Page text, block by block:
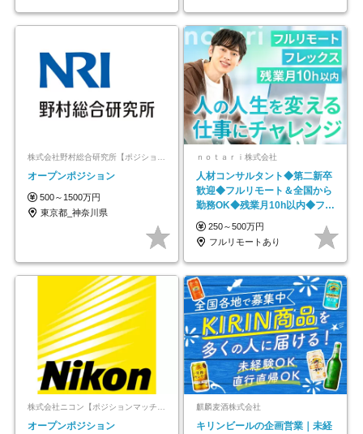
オープンポジション
500～1500万円
東京都_神奈川県
ｎｏｔａｒｉ株式会社
人材コンサルタント◆第二新卒
歓迎◆フルリモート＆全国から
勤務OK◆残業月10h以内◆フレ
ックス制
250～500万円
フルリモートあり
株式会社ニコン【ポジションマッチ登録】
オープンポジション
麒麟麦酒株式会社
キリンビールの企画営業｜未経